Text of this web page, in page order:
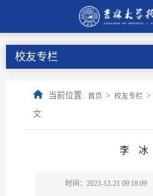
校友专栏
当前位置: 首页 > 校友专栏 >
文
李 冰
时间：2023-12-21 09:18:09